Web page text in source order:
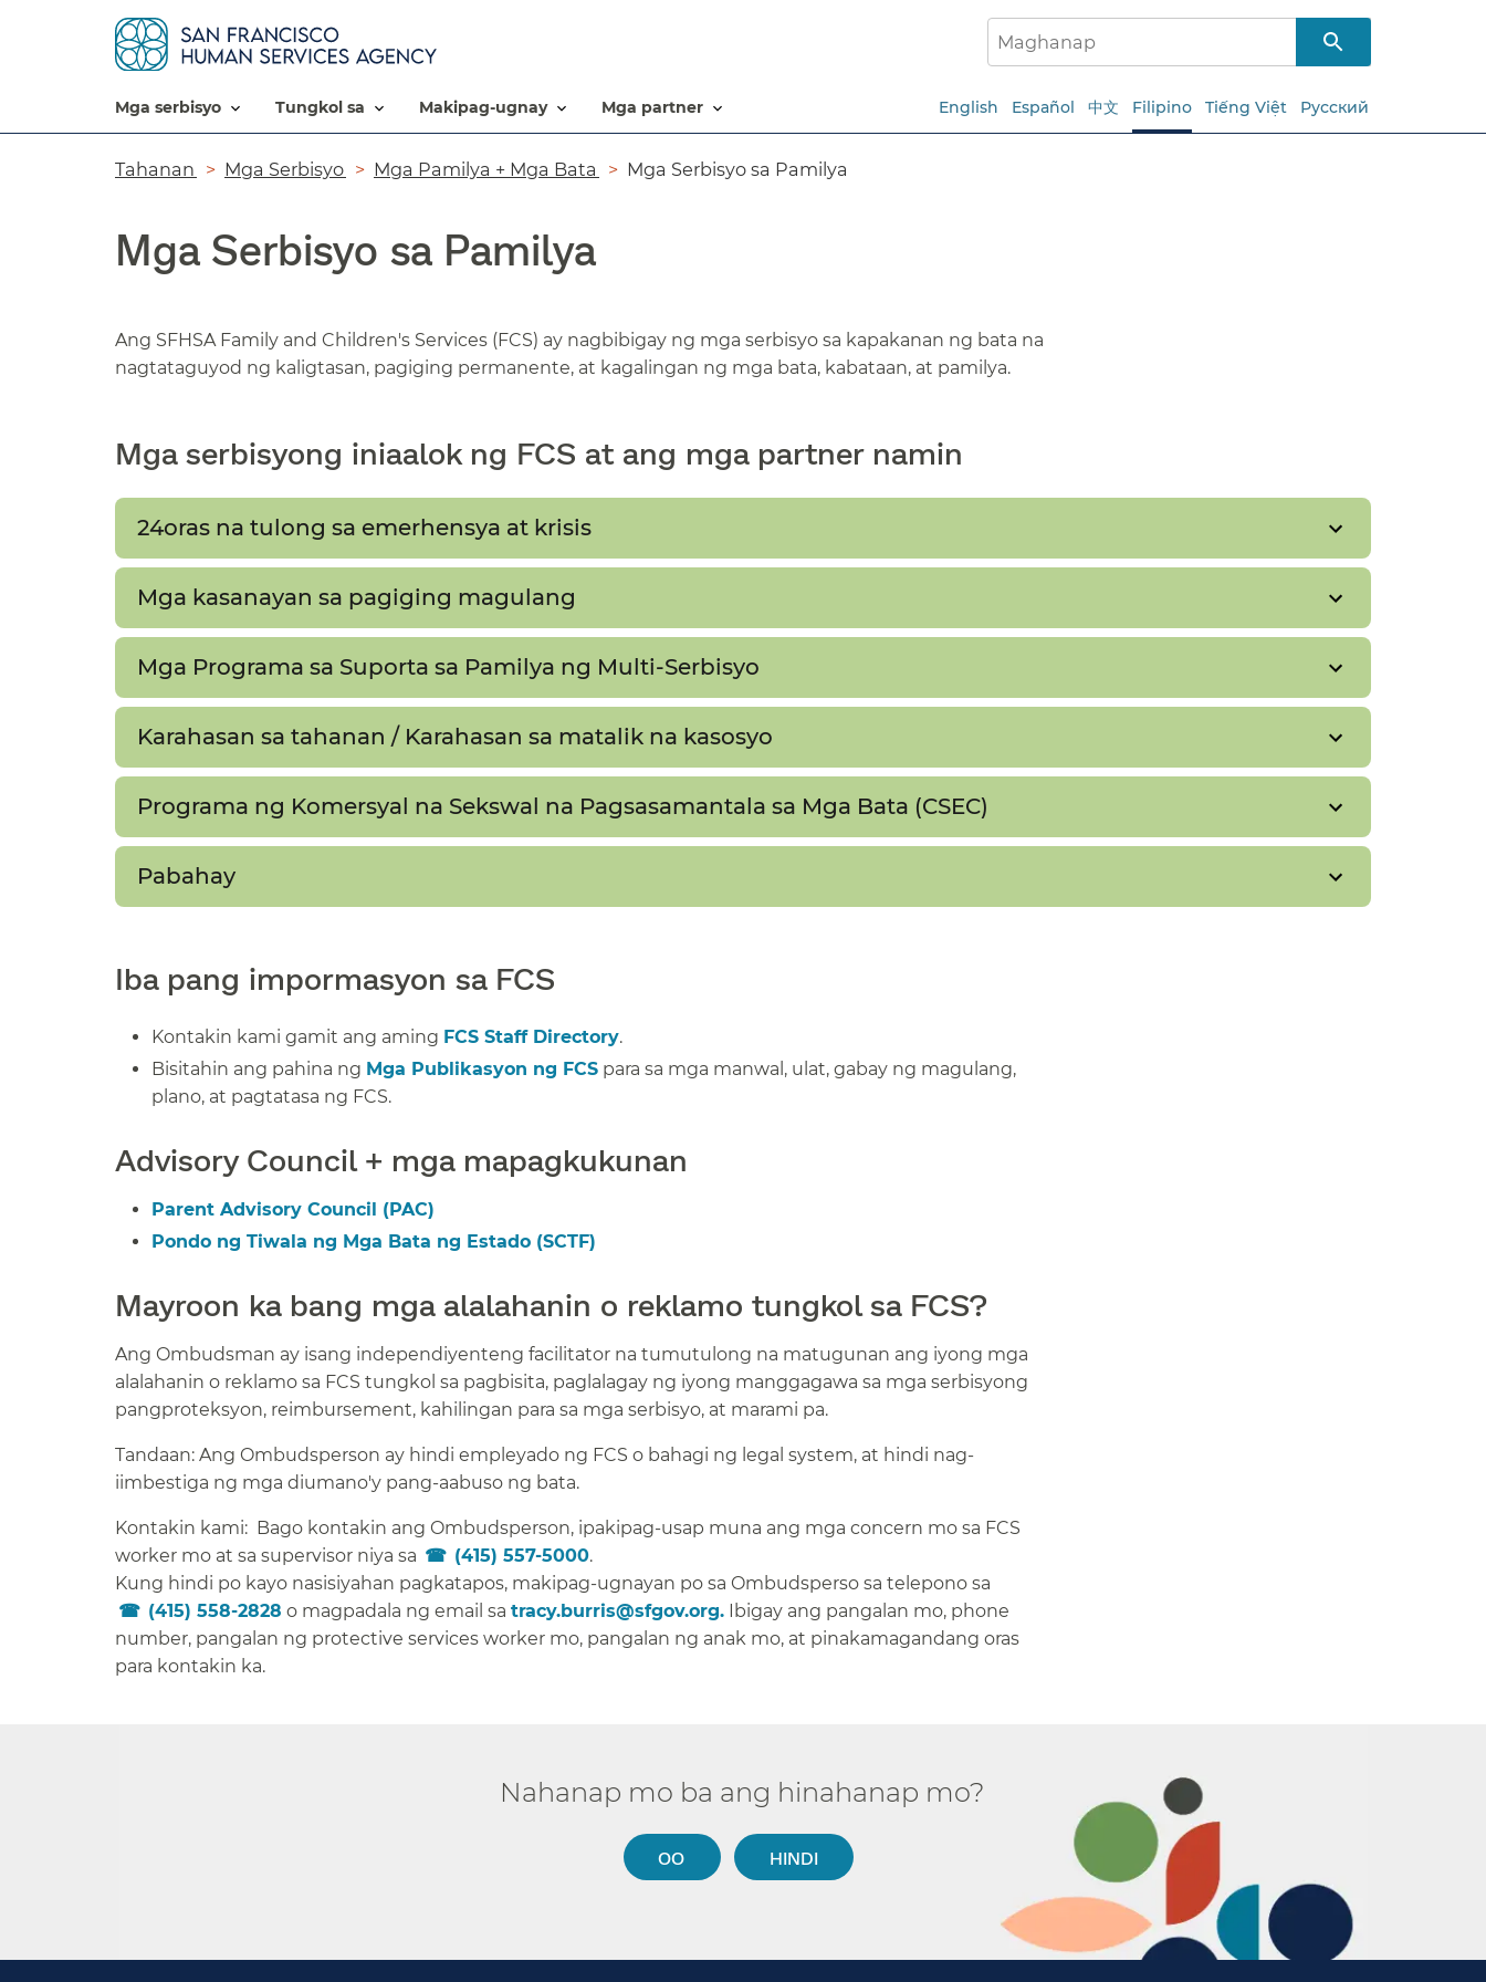
mga serbisyo​​ tungkol sa​​ makipag-ugnay​​ mga partner​​ English Español 中文 Filipino Tiếng Việt Русский
Breadcrumb​​
Tahanan​​ Mga Serbisyo​​ Mga Pamilya + Mga Bata​​ Mga Serbisyo sa Pamilya​​
Mga Serbisyo sa Pamilya​​
Ang SFHSA Family and Children's Services (FCS) ay nagbibigay ng mga serbisyo sa kapakanan ng bata na
nagtataguyod ng kaligtasan, pagiging permanente, at kagalingan ng mga bata, kabataan, at pamilya.​​
Mga serbisyong iniaalok ng FCS at ang mga partner namin​​
24oras na tulong sa emerhensya at krisis​​
Mga kasanayan sa pagiging magulang​​
Mga Programa sa Suporta sa Pamilya ng Multi-Serbisyo​​
Karahasan sa tahanan / Karahasan sa matalik na kasosyo​​
Programa ng Komersyal na Sekswal na Pagsasamantala sa Mga Bata (CSEC)​​
Pabahay​​
Iba pang impormasyon sa FCS​​
Kontakin kami gamit ang aming FCS Staff Directory.​​
Bisitahin ang pahina ng Mga Publikasyon ng FCS para sa mga manwal, ulat, gabay ng magulang,
plano, at pagtatasa ng FCS.​​
Advisory Council + mga mapagkukunan​​
Parent Advisory Council (PAC)​​
Pondo ng Tiwala ng Mga Bata ng Estado (SCTF)​​
Mayroon ka bang mga alalahanin o reklamo tungkol sa FCS?​​
Ang Ombudsman ay isang independiyenteng facilitator na tumutulong na matugunan ang iyong mga
alalahanin o reklamo sa FCS tungkol sa pagbisita, paglalagay ng iyong manggagawa sa mga serbisyong
pangproteksyon, reimbursement, kahilingan para sa mga serbisyo, at marami pa.​​
Tandaan: Ang Ombudsperson ay hindi empleyado ng FCS o bahagi ng legal system, at hindi nag-
iimbestiga ng mga diumano'y pang-aabuso ng bata.​​
Kontakin kami: Bago kontakin ang Ombudsperson, ipakipag-usap muna ang mga concern mo sa FCS
worker mo at sa supervisor niya sa
(415) 557-5000.​​
Kung hindi po kayo nasisiyahan pagkatapos, makipag-ugnayan po sa Ombudsperso sa telepono sa
(415) 558-2828 o magpadala ng email sa tracy.burris@sfgov.org.Ibigay ang pangalan mo, phone
number, pangalan ng protective services worker mo, pangalan ng anak mo, at pinakamagandang oras
para kontakin ka.​​
Nahanap mo ba ang hinahanap mo?​​
OO​​ HINDI​​